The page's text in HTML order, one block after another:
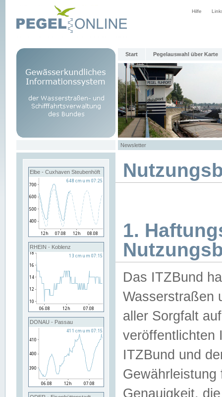
Hilfe
Start Pegelauswahl über Karte
Newsletter
Elbe - Cuxhaven Steubenhöft
RHEIN - Koblenz
DONAU - Passau
1.
Das ITZBund
Wasserstraßen
aller Sorgfalt
veröffentlichten
ITZBund und
Genauigkeit,